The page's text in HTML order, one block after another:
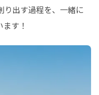
り出す過程を、一緒に
す！